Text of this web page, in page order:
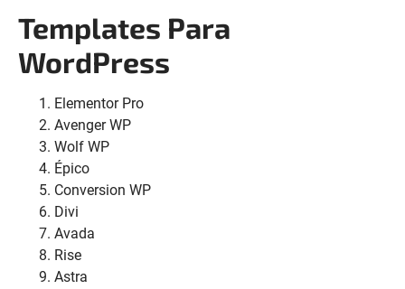
Templates Para
WordPress
Elementor Pro
Avenger WP
Wolf WP
Épico
Conversion WP
Divi
Avada
Rise
Astra